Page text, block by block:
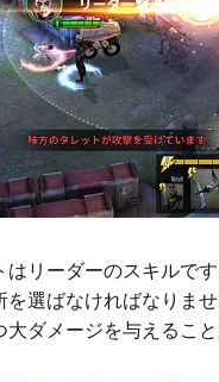
はリーダーのスキルで
選ばなければなりませ
大ダメージを与えること